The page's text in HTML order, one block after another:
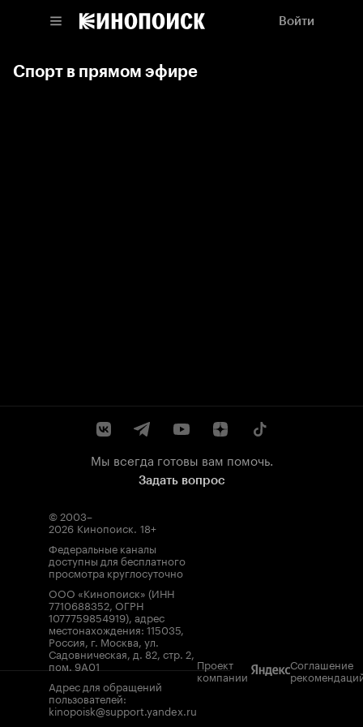
Войти
Спорт в прямом эфире
Мы всегда готовы вам помочь.
Задать вопрос
© 2003–
2026 Кинопоиск. 18+
Федеральные каналы
доступны для бесплатного
просмотра круглосуточно
ООО «Кинопоиск» (ИНН
7710688352, ОГРН
1077759854919), адрес
местонахождения: 115035,
Россия, г. Москва, ул.
Садовническая, д. 82, стр. 2,
пом. 9А01
Адрес для обращений
пользователей:
kinopoisk@support.yandex.ru
Проект
компании
Соглашение